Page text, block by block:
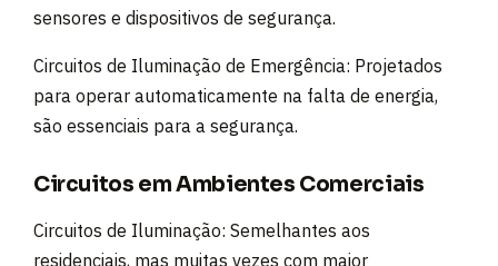
sensores e dispositivos de segurança.
Circuitos de Iluminação de Emergência: Projetados
para operar automaticamente na falta de energia,
são essenciais para a segurança.
Circuitos em Ambientes Comerciais
Circuitos de Iluminação: Semelhantes aos
residenciais, mas muitas vezes com maior